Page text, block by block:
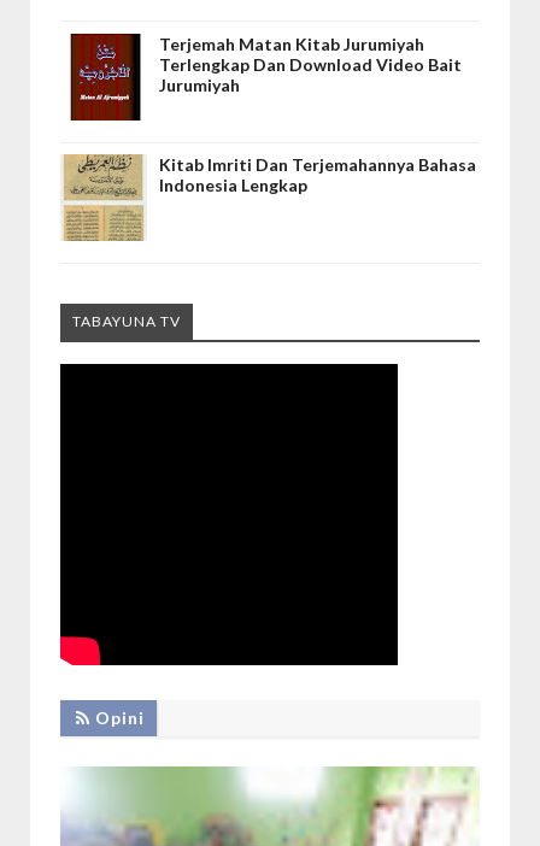
Terjemah Matan Kitab Jurumiyah
Terlengkap Dan Download Video Bait
Jurumiyah
Kitab Imriti Dan Terjemahannya Bahasa
Indonesia Lengkap
TABAYUNA TV
Opini